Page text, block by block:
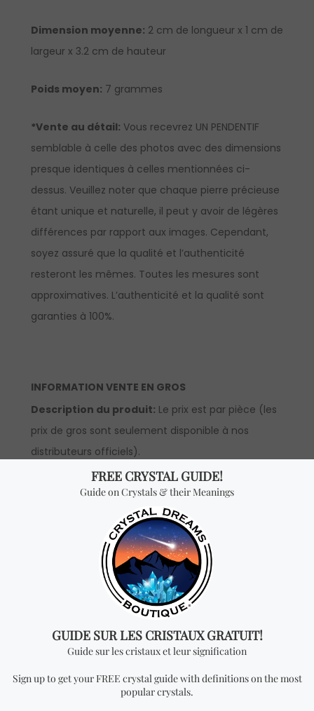
Dimension moyenne: 2 cm de longueur x 1 cm de
largeur x 3.2 cm de hauteur
Poids moyen: 7 grammes
*Vente au détail: Vous recevrez UN PENDENTIF
semblable à celle des photos avec des dimensions
presque identiques à celles mentionnées ci-
dessus. Veuillez noter que chaque pierre précieuse
étant unique et naturelle, il peut y avoir de légères
différences par rapport aux images. Cependant,
soyez assuré que la qualité et l’authenticité
resteront les mêmes. Toutes les mesures sont
approximatives. L’authenticité et la qualité sont
garanties à 100%.
INFORMATION VENTE EN GROS
Description du produit: Le prix est par pièce (les
prix de gros sont seulement disponible à nos
distributeurs officiels).
*Vente en gros:Vous recevrez UN PENDENTIF pour
chaque quantité ajoutée. Pour pouvoir voir les prix
de gros, vous devrez faire une demande pour
devenir un distributeur officiel.
Vous cherchez quelque
chose de spécial? Jetez
produits les plus